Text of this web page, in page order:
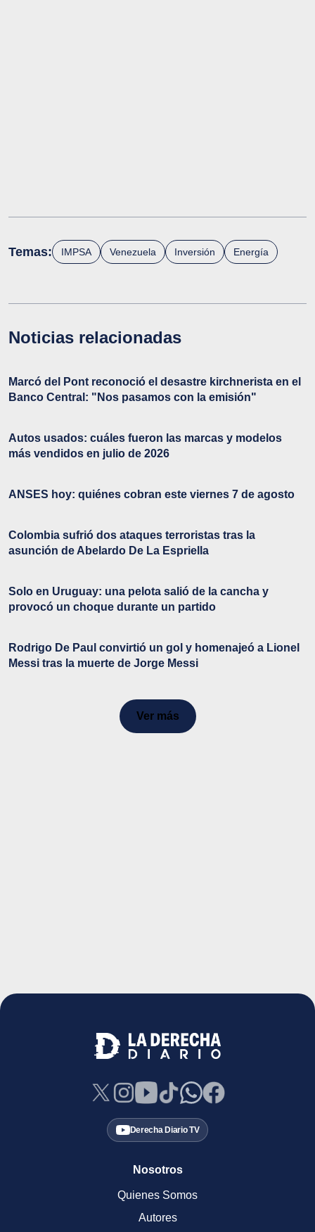
Temas: IMPSA Venezuela Inversión Energía
Noticias relacionadas
Marcó del Pont reconoció el desastre kirchnerista en el
Banco Central: "Nos pasamos con la emisión"
Autos usados: cuáles fueron las marcas y modelos
más vendidos en julio de 2026
ANSES hoy: quiénes cobran este viernes 7 de agosto
Colombia sufrió dos ataques terroristas tras la
asunción de Abelardo De La Espriella
Solo en Uruguay: una pelota salió de la cancha y
provocó un choque durante un partido
Rodrigo De Paul convirtió un gol y homenajeó a Lionel
Messi tras la muerte de Jorge Messi
Ver más
Derecha Diario TV
Nosotros
Quienes Somos
Autores